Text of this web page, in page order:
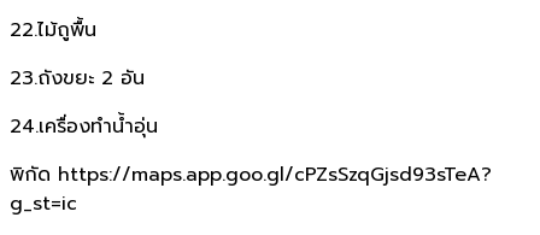
22.ไม้ถูพื้น
23.ถังขยะ 2 อัน
24.เครื่องทำน้ำอุ่น
พิกัด https://maps.app.goo.gl/cPZsSzqGjsd93sTeA?
g_st=ic